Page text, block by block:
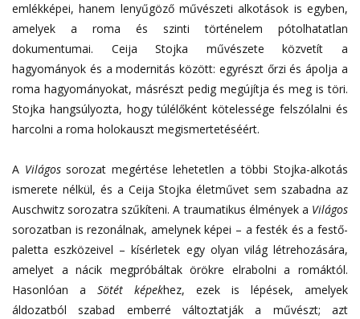
emlékképei, hanem lenyűgöző művészeti alkotások is egyben,
amelyek a roma és szinti történelem pótolhatatlan
dokumentumai. Ceija Stojka művészete közvetít a
hagyományok és a modernitás között: egyrészt őrzi és ápolja a
roma hagyományokat, másrészt pedig megújítja és meg is töri.
Stojka hangsúlyozta, hogy túlélőként kötelessége felszólalni és
harcolni a roma holokauszt megismertetéséért.
A Világossorozat megértése lehetetlen a többi Stojka-alkotás
ismerete nélkül, és a Ceija Stojka életművet sem szabadna az
Auschwitz sorozatra szűkíteni. A traumatikus élmények a Világos
sorozatban is rezonálnak, amelynek képei – a festék és a festő-
paletta eszközeivel – kísérletek egy olyan világ létrehozására,
amelyet a nácik megpróbáltak örökre elrabolni a romáktól.
Hasonlóan a Sötét képekhez, ezek is lépések, amelyek
áldozatból szabad emberré változtatják a művészt; azt